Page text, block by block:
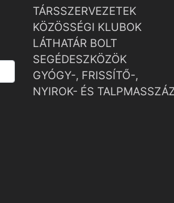
TÁRSSZERVEZETEK
KÖZÖSSÉGI KLUBOK
LÁTHATÁR BOLT
SEGÉDESZKÖZÖK
GYÓGY-, FRISSÍTŐ-,
NYIROK- ÉS